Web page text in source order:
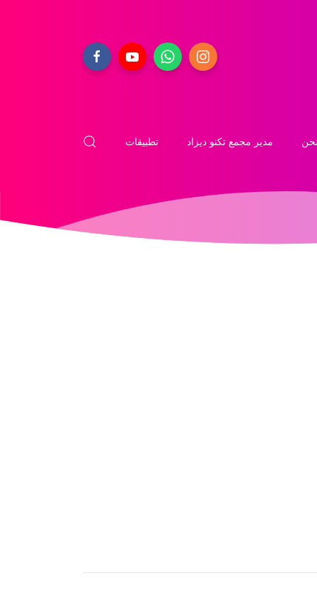
مدير مجمع تكنو ديزاد تطبيقات